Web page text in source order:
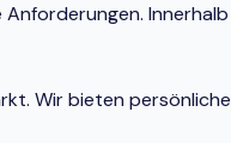
Wir bieten